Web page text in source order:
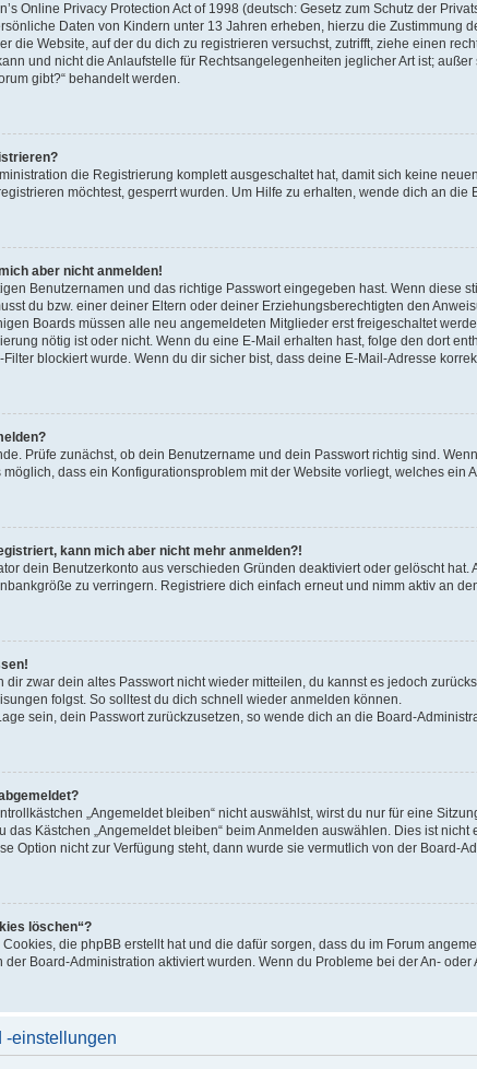
Online Privacy Protection Act of 1998 (deutsch: Gesetz zum Schutz der
Daten von Kindern unter 13 Jahren erheben, hierzu die
die Website, auf der du dich zu registrieren versuchst, zutrifft, ziehe einen
und nicht die Anlaufstelle für Rechtsangelegenheiten jeglicher Art ist;
gibt?“ behandelt werden.
die Registrierung komplett ausgeschaltet hat, damit sich keine
möchtest, gesperrt wurden. Um Hilfe zu erhalten, wende dich an die
aber nicht anmelden!
Benutzernamen und das richtige Passwort eingegeben hast. Wenn diese
du bzw. einer deiner Eltern oder deiner Erziehungsberechtigten den
Boards müssen alle neu angemeldeten Mitglieder erst freigeschaltet
nötig ist oder nicht. Wenn du eine E-Mail erhalten hast, folge den dort
blockiert wurde. Wenn du dir sicher bist, dass deine E-Mail-Adresse
Prüfe zunächst, ob dein Benutzername und dein Passwort richtig sind.
dass ein Konfigurationsproblem mit der Website vorliegt, welches ein
kann mich aber nicht mehr anmelden?!
dein Benutzerkonto aus verschieden Gründen deaktiviert oder gelöscht
zu verringern. Registriere dich einfach erneut und nimm aktiv an
dir zwar dein altes Passwort nicht wieder mitteilen, du kannst es jedoch
folgst. So solltest du dich schnell wieder anmelden können.
sein, dein Passwort zurückzusetzen, so wende dich an die Board-
„Angemeldet bleiben“ nicht auswählst, wirst du nur für eine
das Kästchen „Angemeldet bleiben“ beim Anmelden auswählen. Dies ist
Option nicht zur Verfügung steht, dann wurde sie vermutlich von der Board-
löschen“?
Cookies, die phpBB erstellt hat und die dafür sorgen, dass du im Forum
der Board-Administration aktiviert wurden. Wenn du Probleme bei der An-
-einstellungen